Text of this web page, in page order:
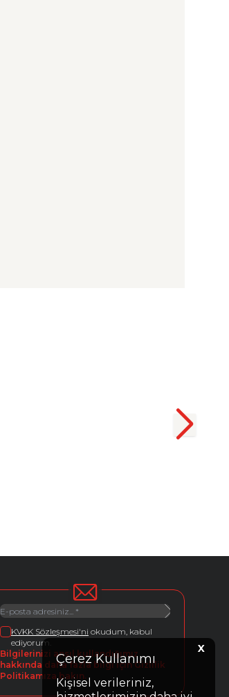
X
Çerez Kullanımı
Kişisel verileriniz,
KVKK Sözleşmesi'ni okudum, kabul
ediyorum.
Bilgilerinizi ansıl kullandığımız
hakkında daha fazla bilgi için Gizlilik
Politikamıza bakın.